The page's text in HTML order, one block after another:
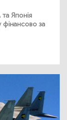
та Японія
фінансово за